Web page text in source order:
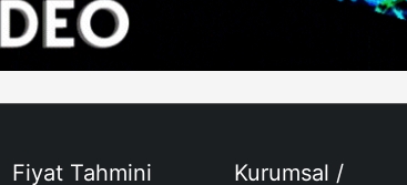
Fiyat Tahmini Kurumsal /